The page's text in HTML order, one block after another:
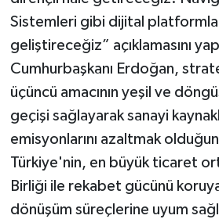
Sistemleri gibi dijital
geliştireceğiz” açıklamasını
Cumhurbaşkanı Erdoğan,
üçüncü amacının yeşil ve
geçişi sağlayarak sanayi
emisyonlarını azaltmak
Türkiye'nin, en büyük ticaret
Birliği ile rekabet gücünü
dönüşüm süreçlerine uyum